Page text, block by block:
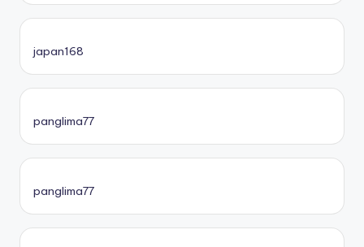
japan168
panglima77
panglima77